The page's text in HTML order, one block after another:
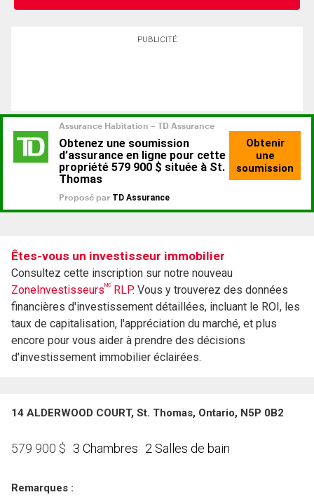
PUBLICITÉ
Êtes-vous un investisseur immobilier
Consultez cette inscription sur notre nouveau
ZoneInvestisseursMC RLP. Vous y trouverez des données
financières d'investissement détaillées, incluant le ROI, les
taux de capitalisation, l'appréciation du marché, et plus
encore pour vous aider à prendre des décisions
d'investissement immobilier éclairées.
14 ALDERWOOD COURT, St. Thomas, Ontario, N5P 0B2
579 900 $ 3 Chambres 2 Salles de bain
Remarques :